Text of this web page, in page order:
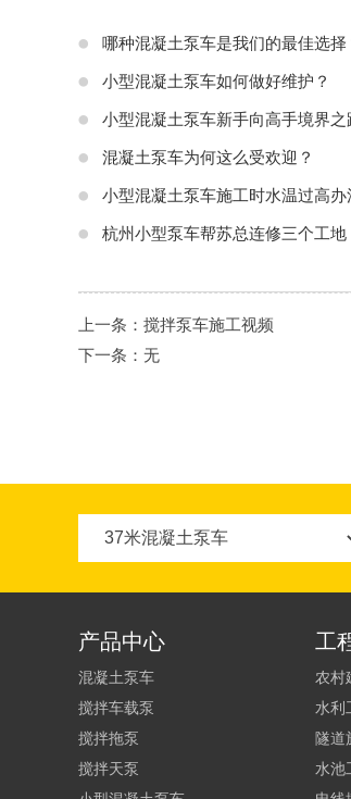
哪种混凝土泵车是我们的最佳选择
小型混凝土泵车如何做好维护？
小型混凝土泵车新手向高手境界之
混凝土泵车为何这么受欢迎？
小型混凝土泵车施工时水温过高办
杭州小型泵车帮苏总连修三个工地
上一条： 搅拌泵车施工视频
下一条：无
产品中心
混凝土泵车
搅拌车载泵
搅拌拖泵
搅拌天泵
工
农村
水利
隧道
水池